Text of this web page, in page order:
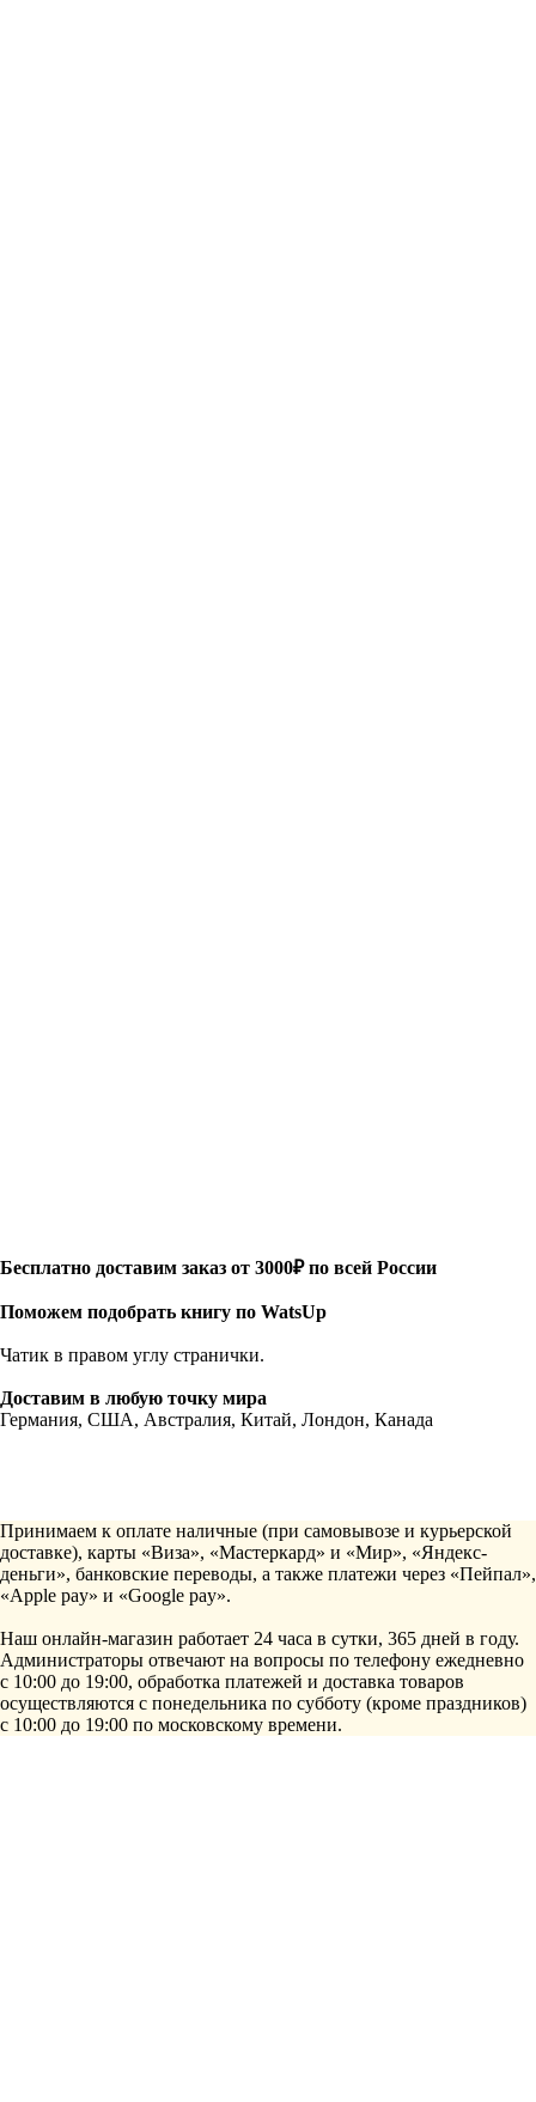
Бесплатно доставим заказ от 3000₽ по всей России
Поможем подобрать книгу по WatsUp
Чатик в правом углу странички.
Доставим в любую точку мира
Германия, США, Австралия, Китай, Лондон, Канада
Принимаем к оплате наличные (при самовывозе и курьерской
доставке), карты «Виза», «Мастеркард» и «Мир», «Яндекс-
деньги», банковские переводы, а также платежи через «Пейпал»,
«Apple pay» и «Google pay».
Наш онлайн-магазин работает 24 часа в сутки, 365 дней в году.
Администраторы отвечают на вопросы по телефону ежедневно
с 10:00 до 19:00, обработка платежей и доставка товаров
осуществляются с понедельника по субботу (кроме праздников)
с 10:00 до 19:00 по московскому времени.